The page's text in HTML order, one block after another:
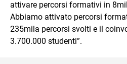
attivare percorsi formativi in
Abbiamo attivato percorsi
235mila percorsi svolti e il
3.700.000 studenti”.